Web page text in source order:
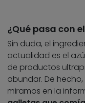
¿Qué pasa con
Sin duda, el
actualidad es el
de productos
abundar. De
miramos en la